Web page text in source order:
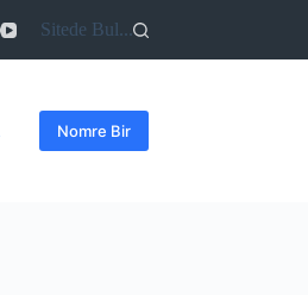
Sitede Bul...
Nomre Bir